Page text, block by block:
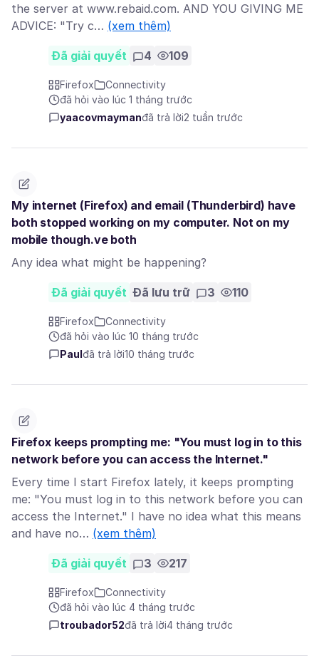
the server at www.rebaid.com. AND YOU GIVING ME
ADVICE: "Try c… (xem thêm)
Đã giải quyết 4 109
Firefox
Connectivity
đã hỏi vào lúc 1 tháng trước
yaacovmaymanđã trả lời2 tuần trước
My internet (Firefox) and email (Thunderbird) have
both stopped working on my computer. Not on my
mobile though.ve both
Any idea what might be happening?
Đã giải quyết Đã lưu trữ 3 110
Firefox
Connectivity
đã hỏi vào lúc 10 tháng trước
Paul đã trả lời10 tháng trước
Firefox keeps prompting me: "You must log in to this
network before you can access the Internet."
Every time I start Firefox lately, it keeps prompting
me: "You must log in to this network before you can
access the Internet." I have no idea what this means
and have no… (xem thêm)
Đã giải quyết 3 217
Firefox
Connectivity
đã hỏi vào lúc 4 tháng trước
troubador52đã trả lời4 tháng trước